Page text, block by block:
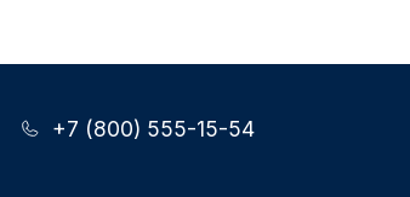
+7 (800) 555-15-54